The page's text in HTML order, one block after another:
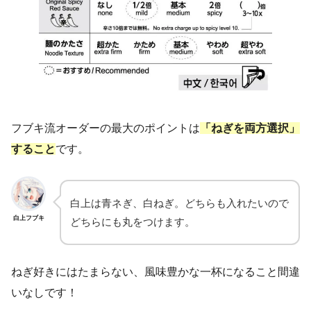
フブキ流オーダーの最大のポイントは 「ねぎを両方選択」
することです。
白上フブキ
白上は青ネぎ、白ねぎ。どちらも入れたいので
どちらにも丸をつけます。
ねぎ好きにはたまらない、風味豊かな一杯になること間違
いなしです！